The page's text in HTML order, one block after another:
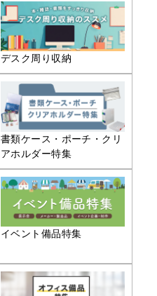
デスク周り収納
書類ケース・ポーチ・クリ
アホルダー特集
イベント備品特集